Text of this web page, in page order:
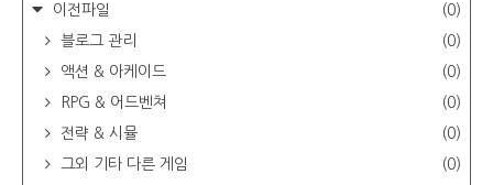
이전파일
(0)
블로그 관리
(0)
액션 & 아케이드
(0)
RPG & 어드벤쳐
(0)
전략 & 시뮬
(0)
그외 기타 다른 게임
(0)